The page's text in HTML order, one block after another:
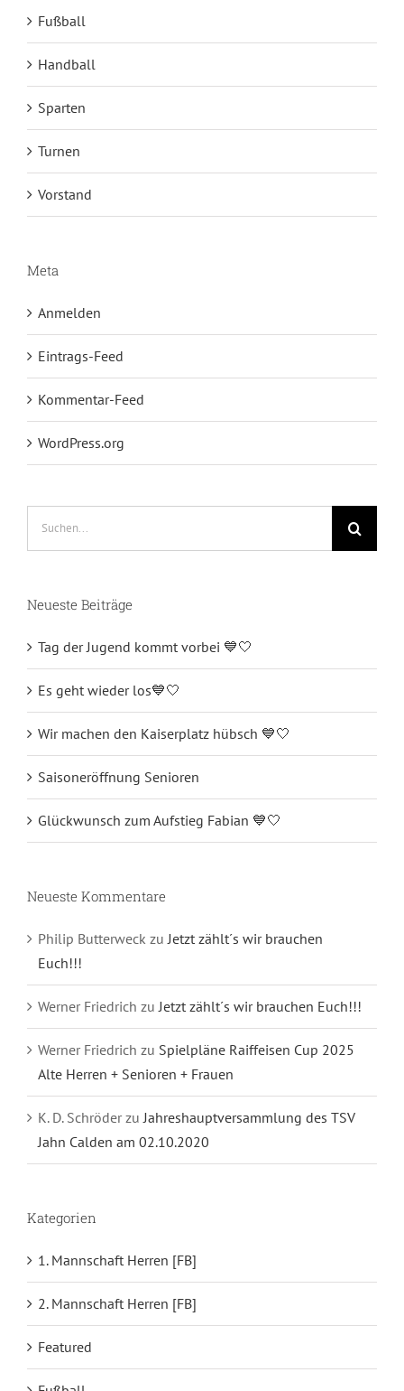
Fußball
Handball
Sparten
Turnen
Vorstand
Meta
Anmelden
Eintrags-Feed
Kommentar-Feed
WordPress.org
Neueste Beiträge
Tag der Jugend kommt vorbei 💙🤍
Es geht wieder los💙🤍
Wir machen den Kaiserplatz hübsch 💙🤍
Saisoneröffnung Senioren
Glückwunsch zum Aufstieg Fabian 💙🤍
Neueste Kommentare
Philip Butterweck zu Jetzt zählt´s wir brauchen
Euch!!!
Werner Friedrich zu Jetzt zählt´s wir brauchen Euch!!!
Werner Friedrich zu Spielpläne Raiffeisen Cup 2025
Alte Herren + Senioren + Frauen
K. D. Schröder zu Jahreshauptversammlung des TSV
Jahn Calden am 02.10.2020
Kategorien
1. Mannschaft Herren [FB]
2. Mannschaft Herren [FB]
Featured